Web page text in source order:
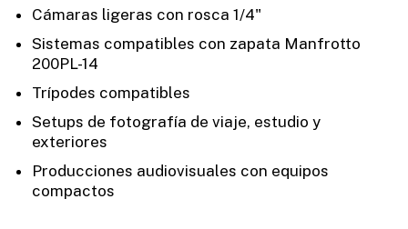
Cámaras ligeras con rosca 1/4"
Sistemas compatibles con zapata Manfrotto
200PL-14
Trípodes compatibles
Setups de fotografía de viaje, estudio y
exteriores
Producciones audiovisuales con equipos
compactos